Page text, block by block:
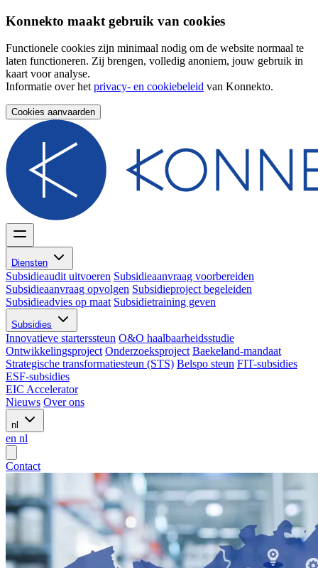
Konnekto maakt gebruik van cookies
Functionele cookies zijn minimaal nodig om de website normaal te
laten functioneren. Zij brengen, volledig anoniem, jouw gebruik in
kaart voor analyse.
Informatie over hetprivacy- en cookiebeleid van Konnekto.
Cookies aanvaarden
Diensten
Subsidieaudit uitvoeren Subsidieaanvraag voorbereiden
Subsidieaanvraag opvolgen Subsidieproject begeleiden
Subsidieadvies op maat Subsidietraining geven
Subsidies
Innovatieve starterssteun O&O haalbaarheidsstudie
Ontwikkelingsproject Onderzoeksproject Baekeland-mandaat
Strategische transformatiesteun (STS) Belspo steun FIT-subsidies
ESF-subsidies
EIC Accelerator
Nieuws Over ons
nl
en nl
Contact